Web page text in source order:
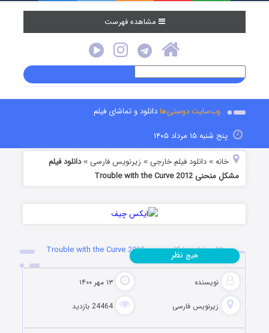
مشاهده فهرست
وب‌سایت دوستی‌هادانلود و تماشای فیلم
پنج شنبه ۱۵ مرداد ۱۴۰۵
خانه »دانلود فیلم خارجی » زیرنویس فارسی »دانلود فیلم
مشکل منحنی Trouble with the Curve 2012
دانلود فیلم مشکل منحنی Trouble with the Curve 2012
نویسنده ۱۳ مهر ۱۴۰۰
زیرنویس فارسی 24464 بازدید
هیچ نظر